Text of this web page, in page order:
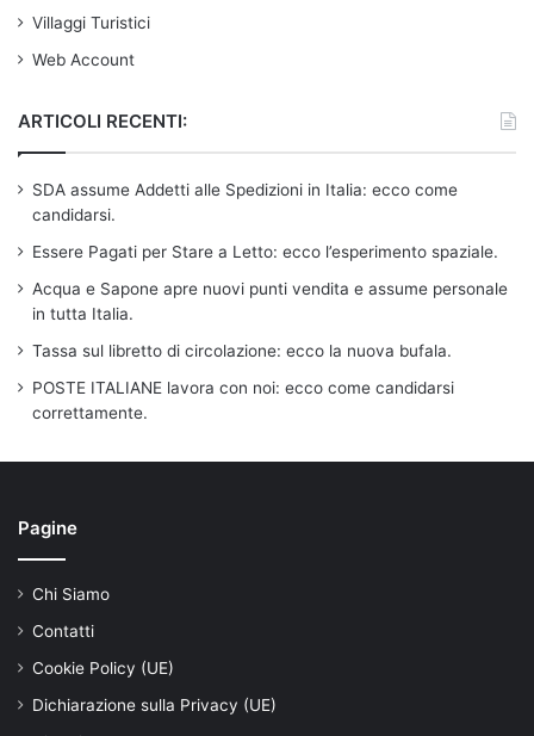
Villaggi Turistici
Web Account
ARTICOLI RECENTI:
SDA assume Addetti alle Spedizioni in Italia: ecco come
candidarsi.
Essere Pagati per Stare a Letto: ecco l’esperimento spaziale.
Acqua e Sapone apre nuovi punti vendita e assume personale
in tutta Italia.
Tassa sul libretto di circolazione: ecco la nuova bufala.
POSTE ITALIANE lavora con noi: ecco come candidarsi
correttamente.
Pagine
Chi Siamo
Contatti
Cookie Policy (UE)
Dichiarazione sulla Privacy (UE)